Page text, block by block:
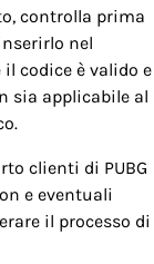
controlla prima
nel
codice è valido e
sia applicabile al
clienti di PUBG
e eventuali
il processo di